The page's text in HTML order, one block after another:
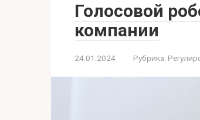
Голосовой
компании
24.01.2024 Рубрика: